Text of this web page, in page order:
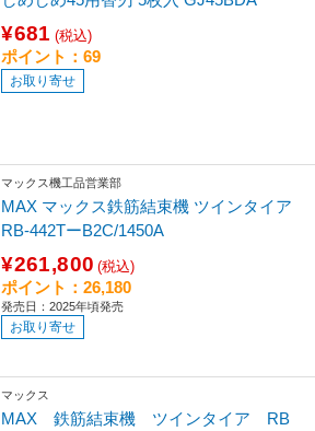
¥681 (税込)
ポイント：69
お取り寄せ
マックス機工品営業部
MAX マックス鉄筋結束機 ツインタイア
RB-442TーB2C/1450A
¥261,800 (税込)
ポイント：26,180
発売日：2025年頃発売
お取り寄せ
マックス
MAX 鉄筋結束機 ツインタイア RB